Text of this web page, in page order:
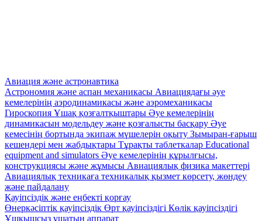
Авиация және астронавтика
Астрономия және аспан механикасы Авиациядағы әуе
кемелерінің аэродинамикасы және аэромеханикасы
Гироскопия Ұшақ қозғалтқыштары Әуе кемелерінің
динамикасын модельдеу және қозғалысты басқару Әуе
кемесінің бортында экипаж мүшелерін оқыту Зымыран-ғарыш
кешендері мен жабдықтары Тұрақты таблеткалар Educational
equipment and simulators Әуе кемелерінің құрылғысы,
конструкциясы және жұмысы Авиациялық физика макеттері
Авиациялық техникаға техникалық қызмет көрсету, жөндеу
және пайдалану
Қауіпсіздік және еңбекті қорғау
Өнеркәсіптік қауіпсіздік Өрт қауіпсіздігі Көлік қауіпсіздігі
Ұшқышсыз ұшатын аппарат